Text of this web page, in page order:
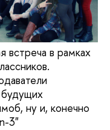
встреча в рамках
будущих
ну и, конечно
3"